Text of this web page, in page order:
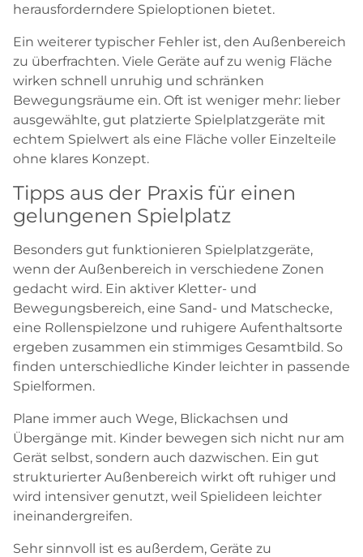
herausforderndere Spieloptionen bietet.
Ein weiterer typischer Fehler ist, den Außenbereich
zu überfrachten. Viele Geräte auf zu wenig Fläche
wirken schnell unruhig und schränken
Bewegungsräume ein. Oft ist weniger mehr: lieber
ausgewählte, gut platzierte Spielplatzgeräte mit
echtem Spielwert als eine Fläche voller Einzelteile
ohne klares Konzept.
Tipps aus der Praxis für einen
gelungenen Spielplatz
Besonders gut funktionieren Spielplatzgeräte,
wenn der Außenbereich in verschiedene Zonen
gedacht wird. Ein aktiver Kletter- und
Bewegungsbereich, eine Sand- und Matschecke,
eine Rollenspielzone und ruhigere Aufenthaltsorte
ergeben zusammen ein stimmiges Gesamtbild. So
finden unterschiedliche Kinder leichter in passende
Spielformen.
Plane immer auch Wege, Blickachsen und
Übergänge mit. Kinder bewegen sich nicht nur am
Gerät selbst, sondern auch dazwischen. Ein gut
strukturierter Außenbereich wirkt oft ruhiger und
wird intensiver genutzt, weil Spielideen leichter
ineinandergreifen.
Sehr sinnvoll ist es außerdem, Geräte zu